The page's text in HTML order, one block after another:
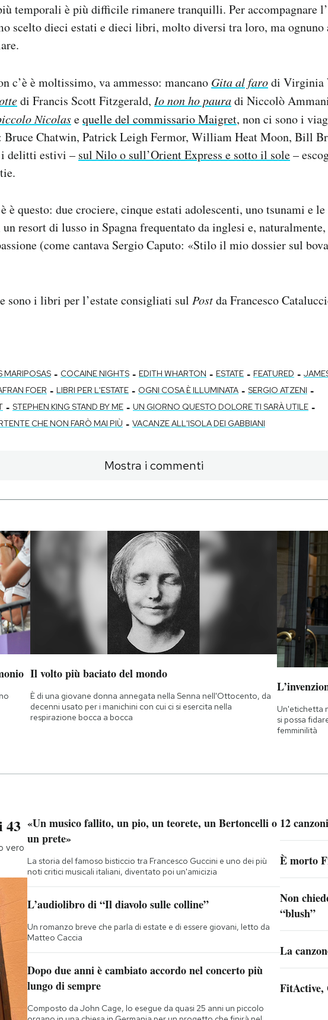
temporali è più difficile rimanere tranquilli. Per accompagnare
scelto dieci estati e dieci libri, molto diversi tra loro, ma ognuno
c’è è moltissimo, va ammesso: mancano Gita al farodi Virginia
di Francis Scott Fitzgerald, Io non ho pauradi Niccolò
Nicolasequelle del commissario Maigret, non ci sono i
Bruce Chatwin, Patrick Leigh Fermor, William Heat Moon, Bill
delitti estivi – sul Nilo o sull’Orient Express e sotto il sole–
è questo: due crociere, cinque estati adolescenti, uno tsunami e le
un resort di lusso in Spagna frequentato da inglesi e, naturalmente,
(come cantava Sergio Caputo: «Stilo il mio dossier sul
sono i libri per l’estate consigliati sul Postda Francesco
MARIPOSAS - COCAINE NIGHTS - EDITH WHARTON - ESTATE - FEATURED -
FOER - LIBRI PER L'ESTATE - OGNI COSA È ILLUMINATA - SERGIO ATZENI -
- STEPHEN KING STAND BY ME - UN GIORNO QUESTO DOLORE TI SARÀ UTILE -
CHE NON FARÒ MAI PIÙ - VACANZE ALL'ISOLA DEI GABBIANI
Mostra i commenti
Il volto più baciato del mondo
È di una giovane donna annegata nella Senna nell'Ottocento, da
decenni usato per i manichini con cui ci si esercita nella
respirazione bocca a bocca
Un'etichetta
si possa
femminilità
43
vero
«Un musico fallito, un pio, un teorete, un Bertoncelli o
un prete»
La storia del famoso bisticcio tra Francesco Guccini e uno dei più
noti critici musicali italiani, diventato poi un'amicizia
L’audiolibro di “Il diavolo sulle colline”
Un romanzo breve che parla di estate e di essere giovani, letto da
Matteo Caccia
Dopo due anni è cambiato accordo nel concerto più
lungo di sempre
Composto da John Cage, lo esegue da quasi 25 anni un piccolo
12
È morto
Non
“blush”
La
FitActive,